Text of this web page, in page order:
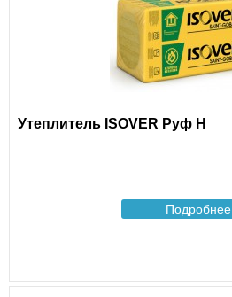
Утеплитель ISOVER Руф Н
Подробнее